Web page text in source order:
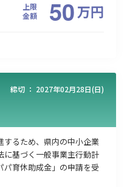
上限
金額
50万円
締切 ： 2027年02月28日(日)
するため、県内の中小企業
に基づく一般事業主行動計
育休助成金」の申請を受